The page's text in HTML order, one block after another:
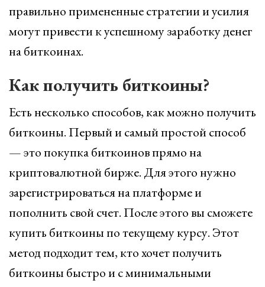
правильно примененные стратегии и усилия
могут привести к успешному заработку денег
на биткоинах.
Как получить биткоины?
Есть несколько способов, как можно получить
биткоины. Первый и самый простой способ
— это покупка биткоинов прямо на
криптовалютной бирже. Для этого нужно
зарегистрироваться на платформе и
пополнить свой счет. После этого вы сможете
купить биткоины по текущему курсу. Этот
метод подходит тем, кто хочет получить
биткоины быстро и с минимальными